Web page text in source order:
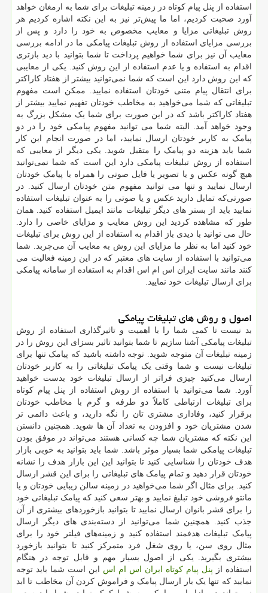
استفاده از پنل پیام کوتاه در زمینه تبلیغات برای شما به ارمغان خواهد
‌آورد صحبت کردیم، اما ما پیش‌تر نیز به این نکته اشاره کردیم هر
روش تبلیغاتی مزایا و معایب مخصوص به خود را دارد و پس از
بررسی مزایای استفاده از روش تبلیغات پیامکی ما در ادامه بررسی
معایب آن نیز برای شما خواهیم پرداخت تا شما بتوانید با دید بازتری
اقدام به استفاده و یا عدم استفاده از این روش کنید. یکی از معایبی
که این روش دارد این است که شما نمی‌توانید بیشتر از هفتاد کاراکتر
برای انتقال پیام متنی خودتان استفاده نمایید. ممکن است مفهوم
تبلیغاتی که شما می‌خواهید به مخاطب خودتان تفهیم نمایید بیشتر از
هفتاد کاراکتر باشد که در این‌ صورت برای شما یک مشکل بزرگ به
وجود خواهد آمد. البته شما می توانید مفهوم پیامکی خود را در دو
پیامک به کاربر خودتان ارسال نمایید، اما در صورت انجام این کار
شما باید هزینه دو پیامک را متقبل شوید. یکی دیگر از معایبی که
استفاده از روش تبلیغات پیامکی دارد این است که شما نمی‌توانید
هیچ گونه عکس و یا تصویر یا فایل صوتی را همراه با پیامک خودتان
ارسال نمایید و تنها می توانید مفهوم متن خودتان ارسال کنید. در
صورتی‌که تمایل دارید عکس و یا صوتی را به ‌عنوان تبلیغات استفاده
نمایید باید از بستر های دیگر تبلیغات مانند ایمیل استفاده کنید‌. همان
‌طور که مشاهده کردید این روش معایب و مزایای خاصی را دارد.
حال می توانید با دیدی باز اقدام به استفاده از این روش برای تبلیغات
خود کنید اما به نظر ما مزایای این روش به معایب آن می‌چربد. شما
می‌توانید با استفاده از سایت‌ های معتبر که در این زمینه فعالیت می
کنند مانند سایت ایران اس ام اس اقدام به استفاده از سامانه پیامکی
برای ارسال تبلیغات خود نمایید.
اصول و روش های تبلیغات پیامکی
بد نیست تا کمی شما را با اهمیت و تاثیرگذاری استفاده از روش
تبلیغات پیامکی آشنا سازیم تا شما بتوانید تاثیر بسزای این روش را در
زمینه تبلیغات آن متوجه شوید. توجه داشته باشید که پیامک تنها برای
تبلیغات نیست و شما وقتی یک پیامک تبلیغاتی را به کاربر خودتان
ارسال می‌کنید چیزی فراتر از ارسال تبلیغات خود بدست خواهید
آورد. شما می‌توانید با استفاده از روش استفاده از پنل پیام کوتاه
برای تبلیغات ارتباطی کاملاً دو طرفه و گرم با مخاطب خودتان
برقرار کنید، وفاداری مشتری تان را نگه دارید، و باعث دائمی تر
شدن مشتریان خود و افزودن به تعداد آن‌ ها شوید. همچنین دانستن
این نکته که مشتریان شما چه کسانی هستند می‌تواند در موفق بودن
تبلیغات پیامکی شما بسیار موثر باشد. شما باید بتوانید به خوبی بازار
هدف خودتان را شناسایی کنید تا بتوانید این این بازار هدف را نشانه
خودتان قرار دهید و تمام پیامک‌ های تبلیغاتی را برای این قشر ارسال
کنید. برای مثال اگر شما می‌خواهید در زمینه سالن زیبایی خودتان و یا
مانتو فروشی خود تبلیغ نمایید و بهتر سعی کنید که پیامک تبلیغاتی خود
را برای قشر بانوان ارسال نمایید تا بتوانید بازخوردهای بیشتری از آن
جذب کنید. همچنین شما می‌توانید از دسته‌بندی ‌های دیگر ارسال
پیامک تبلیغات هدفمند استفاده کنید و زمینه‌های فیلتر خود را برای
مثال روی سن، یا روی شغل فرد متمرکز کنید تا بتوانید بازخورد
بیشتری بگیرید. یکی از اصول بسیار مهم و قابل‌ توجه در هنگام
استفاده از پنل پیام کوتاه ایران اس ام اس این است شما باید توجه
نمایید که تنها یک بار ارسال پیامک و فراموش کردن آن مخاطب تا ابد